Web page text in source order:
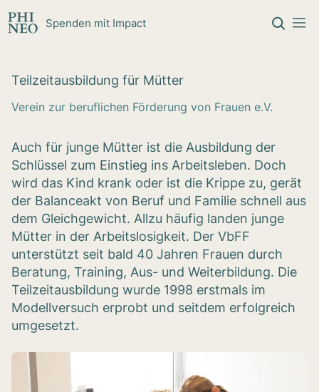
Spenden mit Impact
Teil­zeit­aus­bil­dung für Müt­ter
Verein zur beruflichen Förderung von Frauen e.V.
Auch für junge Mütter ist die Ausbildung der
Schlüssel zum Einstieg ins Arbeitsleben. Doch
wird das Kind krank oder ist die Krippe zu, gerät
der Balanceakt von Beruf und Familie schnell aus
dem Gleichgewicht. Allzu häufig landen junge
Mütter in der Arbeitslosigkeit. Der VbFF
unterstützt seit bald 40 Jahren Frauen durch
Beratung, Training, Aus- und Weiterbildung. Die
Teilzeitausbildung wurde 1998 erstmals im
Modellversuch erprobt und seitdem erfolgreich
umgesetzt.